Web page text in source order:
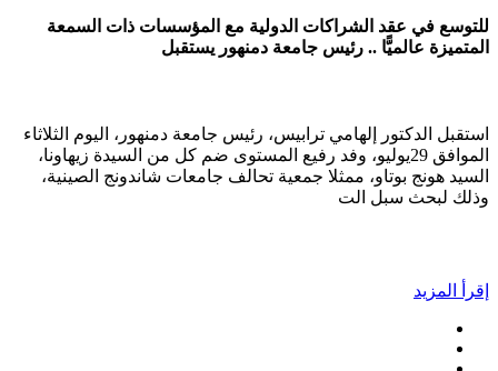
للتوسع في عقد الشراكات الدولية مع المؤسسات ذات السمعة
المتميزة عالميًّا .. رئيس جامعة دمنهور يستقبل
استقبل الدكتور إلهامي ترابيس، رئيس جامعة دمنهور، اليوم الثلاثاء
الموافق 29يوليو، وفد رفيع المستوى ضم كل من السيدة زيهاونا،
السيد هونج بوتاو، ممثلا جمعية تحالف جامعات شاندونج الصينية،
وذلك لبحث سبل الت
إقرأ المزيد